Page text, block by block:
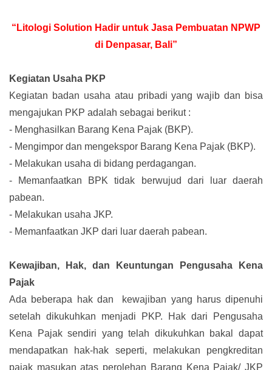
“Litologi Solution Hadir untuk Jasa Pembuatan NPWP
di Denpasar, Bali”
Kegiatan Usaha PKP
Kegiatan badan usaha atau pribadi yang wajib dan bisa
mengajukan PKP adalah sebagai berikut :
- Menghasilkan Barang Kena Pajak (BKP).
- Mengimpor dan mengekspor Barang Kena Pajak (BKP).
- Melakukan usaha di bidang perdagangan.
-
Memanfaatkan BPK tidak berwujud dari luar daerah
pabean.
- Melakukan usaha JKP.
- Memanfaatkan JKP dari luar daerah pabean.
Kewajiban, Hak, dan Keuntungan Pengusaha Kena
Pajak
Ada beberapa hak dan kewajiban yang harus dipenuhi
setelah dikukuhkan menjadi PKP. Hak dari Pengusaha
Kena Pajak sendiri yang telah dikukuhkan bakal dapat
mendapatkan hak-hak seperti, melakukan pengkreditan
pajak masukan atas perolehan Barang Kena Pajak/ JKP